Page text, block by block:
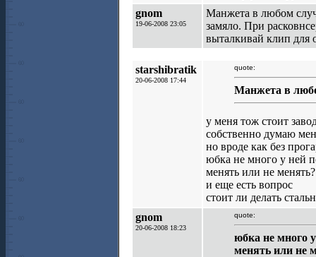
gnom
19-06-2008 23:05
Манжета в любом
замяло. При
выталкивай клип для
starshibratik
20-06-2008 17:44
quote:
Манжета в
у меня тож стоит
собственно думаю
но вроде как без
юбка не много у ней
менять или не менять?
и еще есть вопрос
стоит ли делать
gnom
20-06-2008 18:23
quote:
юбка не много
менять или не